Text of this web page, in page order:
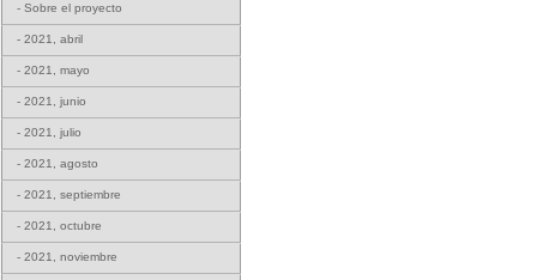
- Sobre el proyecto
- 2021, abril
- 2021, mayo
- 2021, junio
- 2021, julio
- 2021, agosto
- 2021, septiembre
- 2021, octubre
- 2021, noviembre